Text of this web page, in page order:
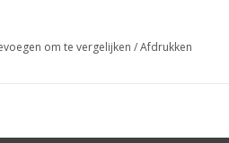
om te vergelijken /Afdrukken